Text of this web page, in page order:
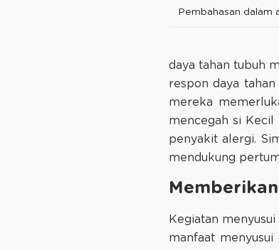
Pembahasan dalam
daya tahan tubuh
respon daya
mereka
mencegah si
penyakit alergi.
mendukung
Kegiatan
manfaat